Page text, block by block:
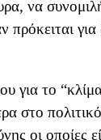
να
πρόκειται
το
στο
οι οποίες